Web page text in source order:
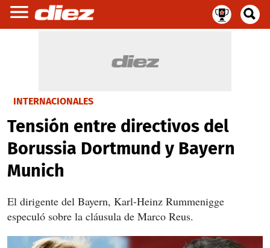
INTERNACIONALES
Tensión entre directivos del
Borussia Dortmund y Bayern
Munich
El dirigente del Bayern, Karl-Heinz Rummenigge
especuló sobre la cláusula de Marco Reus.